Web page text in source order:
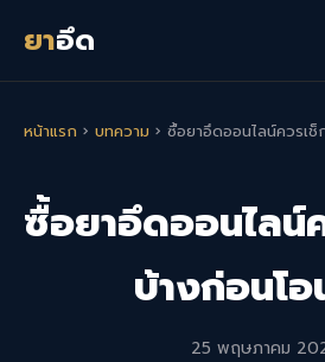
ยาอึด
หน้าแรก › บทความ › ซื้อยาอึดออนไลน์ควรเช็
ซื้อยาอึดออนไลน์
บ้างก่อนโอ
25 พฤษภาคม